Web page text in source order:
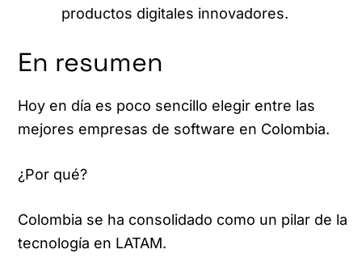
productos digitales innovadores.
En resumen
Hoy en día es poco sencillo elegir entre las
mejores empresas de software en Colombia.
¿Por qué?
Colombia se ha consolidado como un pilar de la
tecnología en LATAM.